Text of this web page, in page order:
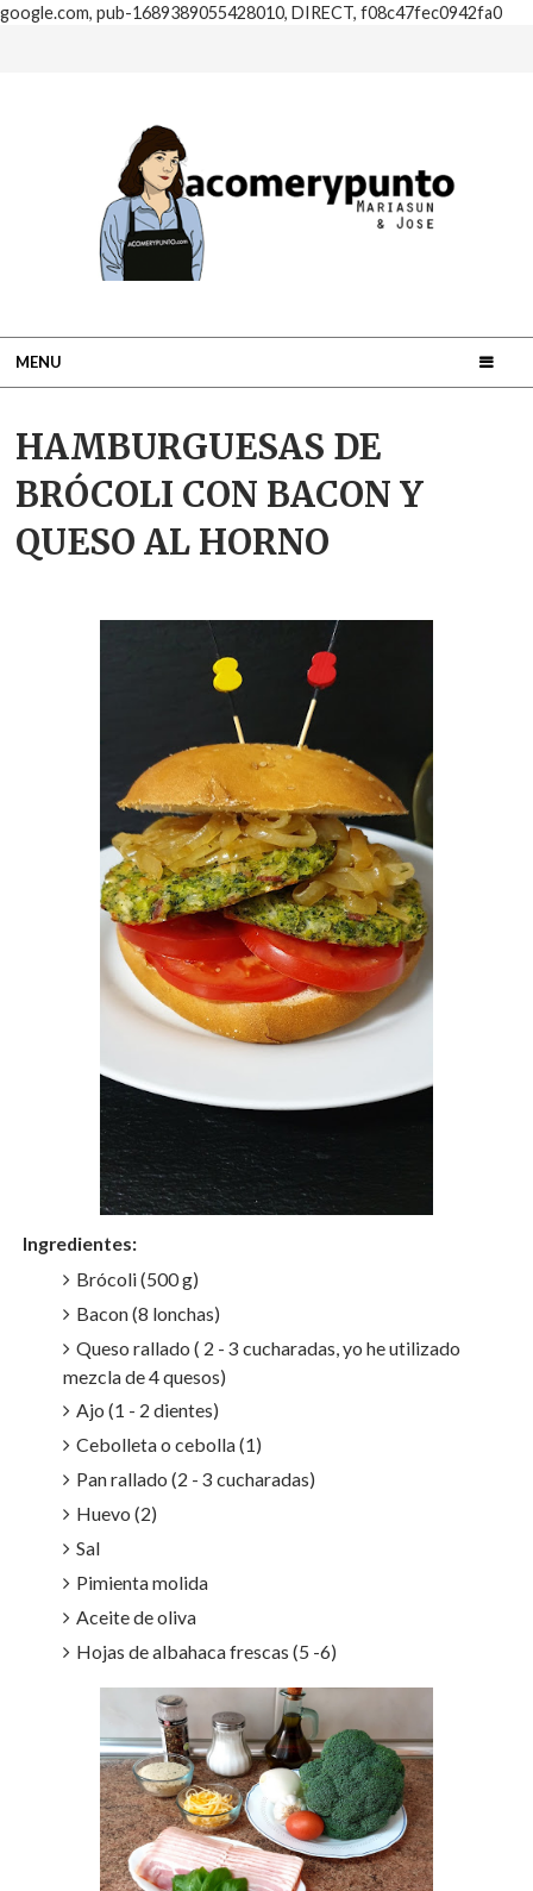
google.com, pub-1689389055428010, DIRECT, f08c47fec0942fa0
MENU
HAMBURGUESAS DE
BRÓCOLI CON BACON Y
QUESO AL HORNO
Ingredientes:
Brócoli (500 g)
Bacon (8 lonchas)
Queso rallado ( 2 - 3 cucharadas, yo he utilizado
mezcla de 4 quesos)
Ajo (1 - 2 dientes)
Cebolleta o cebolla (1)
Pan rallado (2 - 3 cucharadas)
Huevo (2)
Sal
Pimienta molida
Aceite de oliva
Hojas de albahaca frescas (5 -6)